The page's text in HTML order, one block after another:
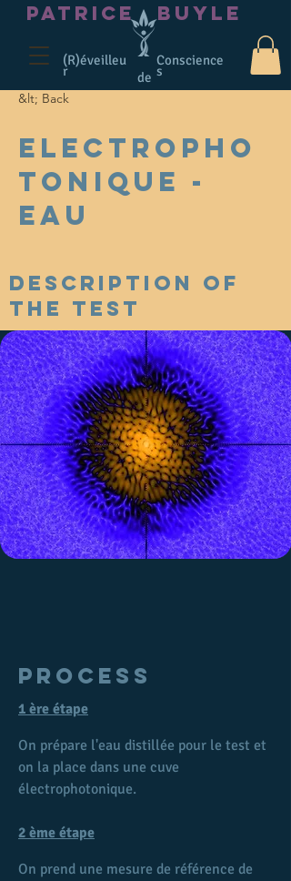
BUYLE
PATRICE
(R)éveilleu
r
Conscience
s
de
&lt; Back
Electropho
tonique -
Eau
Description of
the test
Process
1 ère étape
On prépare l'eau distillée pour le test et
on la place dans une cuve
électrophotonique.
2 ème étape
On prend une mesure de référence de